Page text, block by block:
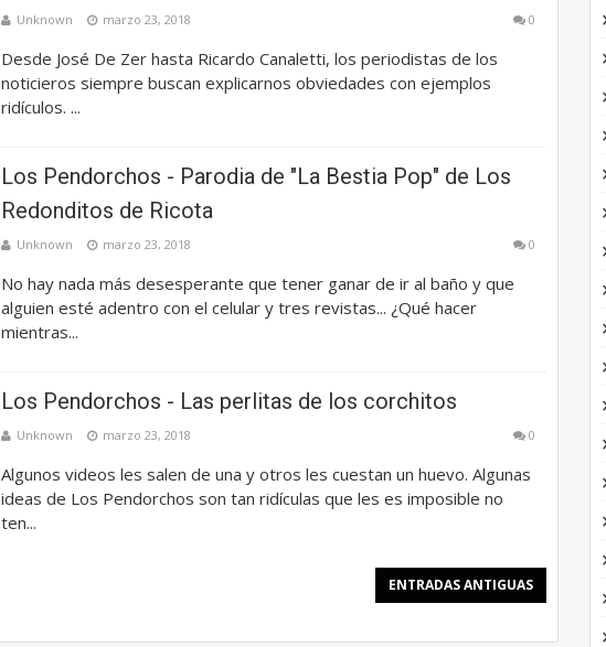
Unknown marzo 23, 2018 0
Desde José De Zer hasta Ricardo Canaletti, los periodistas de los
noticieros siempre buscan explicarnos obviedades con ejemplos
ridículos. ...
Los Pendorchos - Parodia de "La Bestia Pop" de Los
Redonditos de Ricota
Unknown marzo 23, 2018 0
No hay nada más desesperante que tener ganar de ir al baño y que
alguien esté adentro con el celular y tres revistas... ¿Qué hacer
mientras...
Los Pendorchos - Las perlitas de los corchitos
Unknown marzo 23, 2018 0
Algunos videos les salen de una y otros les cuestan un huevo. Algunas
ideas de Los Pendorchos son tan ridículas que les es imposible no
ten...
ENTRADAS ANTIGUAS